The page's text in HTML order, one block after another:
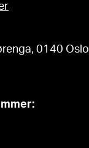
0140 Oslo